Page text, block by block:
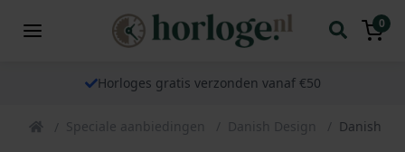
0
Horloges gratis verzonden vanaf €50
Speciale aanbiedingen Danish Design Danish